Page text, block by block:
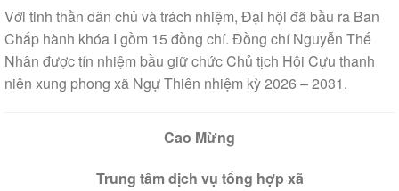
Với tinh thần dân chủ và trách nhiệm, Đại hội đã bầu ra Ban
Chấp hành khóa I gồm 15 đồng chí. Đồng chí Nguyễn Thế
Nhân được tín nhiệm bầu giữ chức Chủ tịch Hội Cựu thanh
niên xung phong xã Ngự Thiên nhiệm kỳ 2026 – 2031.
Cao Mừng
Trung tâm dịch vụ tổng hợp xã